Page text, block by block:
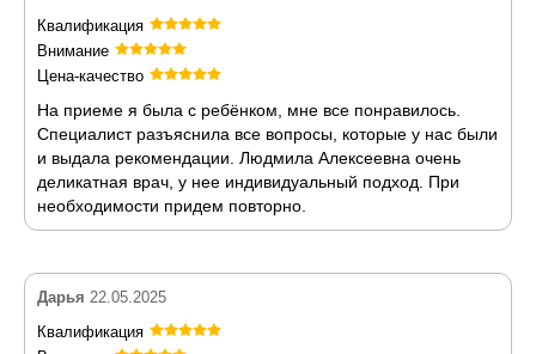
Квалификация
Внимание
Цена-качество
На приеме я была с ребёнком, мне все понравилось.
Специалист разъяснила все вопросы, которые у нас были
и выдала рекомендации. Людмила Алексеевна очень
деликатная врач, у нее индивидуальный подход. При
необходимости придем повторно.
Дарья 22.05.2025
Квалификация